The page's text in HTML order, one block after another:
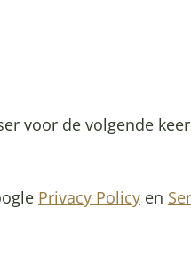
voor de volgende
Privacy Policyen